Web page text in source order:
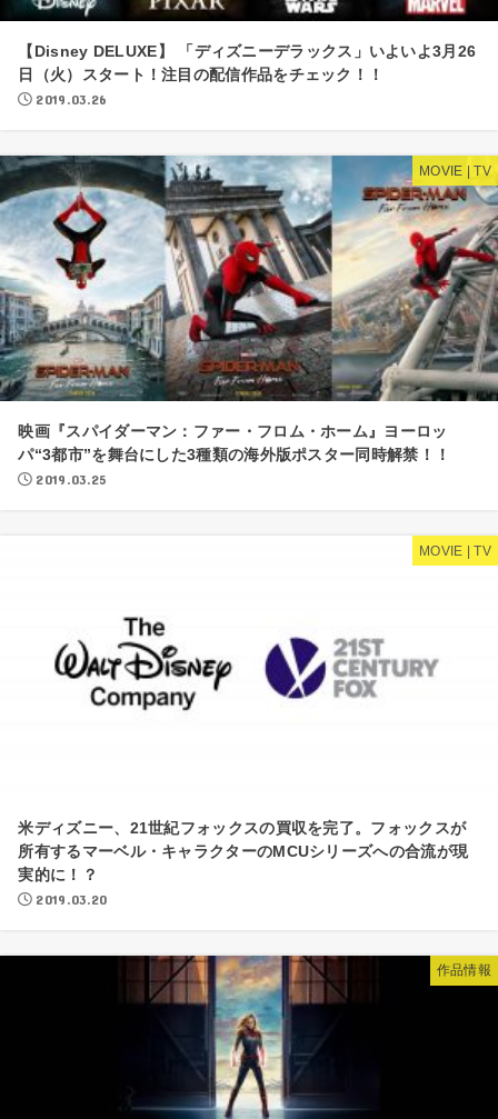
【Disney DELUXE】 「ディズニーデラックス」いよいよ3月26
日（火）スタート！注目の配信作品をチェック！！
2019.03.26
MOVIE | TV
映画『スパイダーマン：ファー・フロム・ホーム』ヨーロッ
パ“3都市”を舞台にした3種類の海外版ポスター同時解禁！！
2019.03.25
MOVIE | TV
米ディズニー、21世紀フォックスの買収を完了。フォックスが
所有するマーベル・キャラクターのMCUシリーズへの合流が現
実的に！？
2019.03.20
作品情報